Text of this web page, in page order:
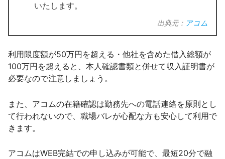
いたします。
出典元： アコム
利用限度額が50万円を超える・他社を含めた借入総額が
100万円を超えると、本人確認書類と併せて収入証明書が
必要なので注意しましょう。
また、アコムの在籍確認は勤務先への電話連絡を原則とし
て行われないので、職場バレが心配な方も安心して利用で
きます。
アコムはWEB完結での申し込みが可能で、最短20分で融